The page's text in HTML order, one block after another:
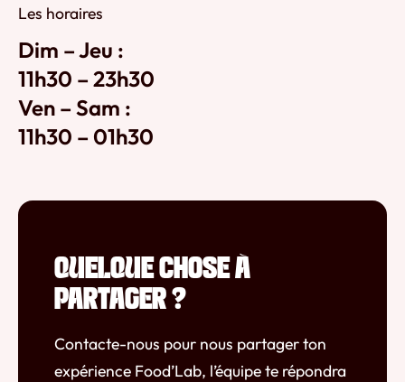
Les horaires
Dim – Jeu :
11h30 – 23h30
Ven – Sam :
11h30 – 01h30
QUELQUE CHOSE À
PARTAGER ?
Contacte-nous pour nous partager ton
expérience Food’Lab, l’équipe te répondra